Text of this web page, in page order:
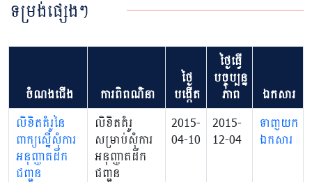
ទម្រង់ផ្សេងៗ
ចំណងជើង ការពិពណ៌នា
ថ្ងៃ
បង្កើត
ថ្ងៃធ្វើ
បច្ចុប្បន្ន
ភាព
ឯកសារ
លិខិតគំរូនៃ
ពាក្យស្នើសុំការ
អនុញ្ញាតដឹក
ជញ្ជូន
លិខិតគំរូ
សម្រាប់សុំការ
អនុញ្ញាតដឹក
ជញ្ជូន
2015-
04-10
2015-
12-04
ទាញយក
ឯកសារ